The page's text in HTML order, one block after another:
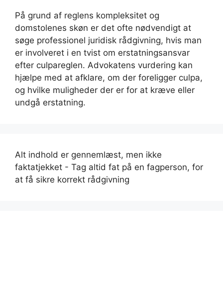
På grund af reglens kompleksitet og
domstolenes skøn er det ofte nødvendigt at
søge professionel juridisk rådgivning, hvis man
er involveret i en tvist om erstatningsansvar
efter culpareglen. Advokatens vurdering kan
hjælpe med at afklare, om der foreligger culpa,
og hvilke muligheder der er for at kræve eller
undgå erstatning.
Alt indhold er gennemlæst, men ikke
faktatjekket - Tag altid fat på en fagperson, for
at få sikre korrekt rådgivning